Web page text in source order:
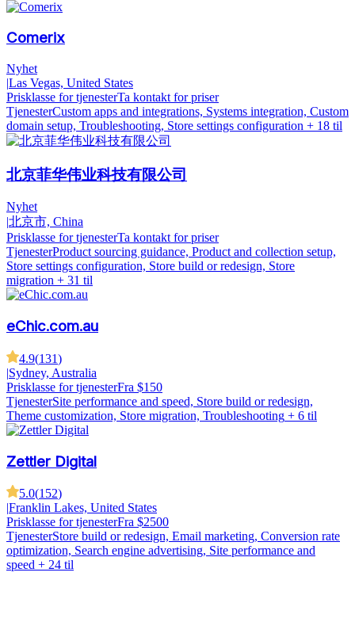
Comerix
Nyhet
|Las Vegas, United States
Prisklasse for tjenesterTa kontakt for priser
TjenesterCustom apps and integrations, Systems integration, Custom
domain setup, Troubleshooting, Store settings configuration + 18 til
北京菲华伟业科技有限公司
Nyhet
|北京市, China
Prisklasse for tjenesterTa kontakt for priser
TjenesterProduct sourcing guidance, Product and collection setup,
Store settings configuration, Store build or redesign, Store
migration + 31 til
eChic.com.au
4.9(131)
|Sydney, Australia
Prisklasse for tjenesterFra $150
TjenesterSite performance and speed, Store build or redesign,
Theme customization, Store migration, Troubleshooting + 6 til
Zettler Digital
5.0(152)
|Franklin Lakes, United States
Prisklasse for tjenesterFra $2500
TjenesterStore build or redesign, Email marketing, Conversion rate
optimization, Search engine advertising, Site performance and
speed + 24 til